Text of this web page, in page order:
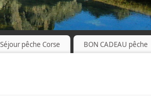
Séjour pêche Corse BON CADEAU pêche